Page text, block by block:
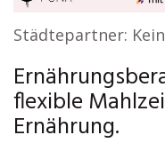
Städtepartner:
flexible
Ernährung.